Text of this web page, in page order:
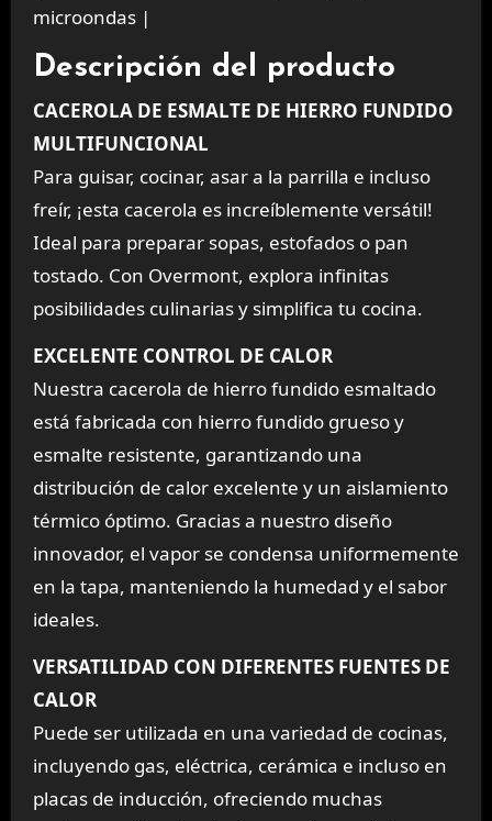
microondas |
Descripción del producto
CACEROLA DE ESMALTE DE HIERRO FUNDIDO
MULTIFUNCIONAL
Para guisar, cocinar, asar a la parrilla e incluso
freír, ¡esta cacerola es increíblemente versátil!
Ideal para preparar sopas, estofados o pan
tostado. Con Overmont, explora infinitas
posibilidades culinarias y simplifica tu cocina.
EXCELENTE CONTROL DE CALOR
Nuestra cacerola de hierro fundido esmaltado
está fabricada con hierro fundido grueso y
esmalte resistente, garantizando una
distribución de calor excelente y un aislamiento
térmico óptimo. Gracias a nuestro diseño
innovador, el vapor se condensa uniformemente
en la tapa, manteniendo la humedad y el sabor
ideales.
VERSATILIDAD CON DIFERENTES FUENTES DE
CALOR
Puede ser utilizada en una variedad de cocinas,
incluyendo gas, eléctrica, cerámica e incluso en
placas de inducción, ofreciendo muchas